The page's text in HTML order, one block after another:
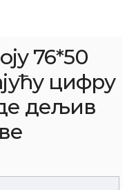
76*50
цифру
дељив